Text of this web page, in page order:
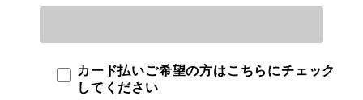
カード払いご希望の方はこちらにチェック
してください